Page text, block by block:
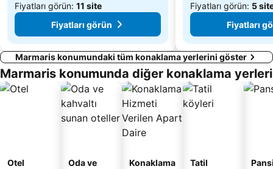
Fiyatları görün: 11 site
Fiyatları görün
Fiyatları görün: 5
Fiyatları
Marmaris konumundaki tüm konaklama yerlerini göster
Marmaris konumunda diğer konaklama yerleri
Otel
Oda ve
Konaklama
Tatil